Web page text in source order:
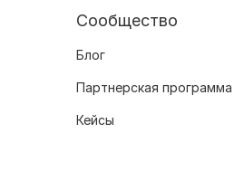
Сообщество
Блог
Партнерская программа
Кейсы